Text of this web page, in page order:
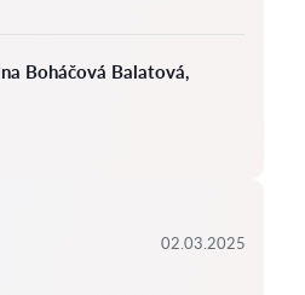
Boháčová Balatová,
02.03.2025